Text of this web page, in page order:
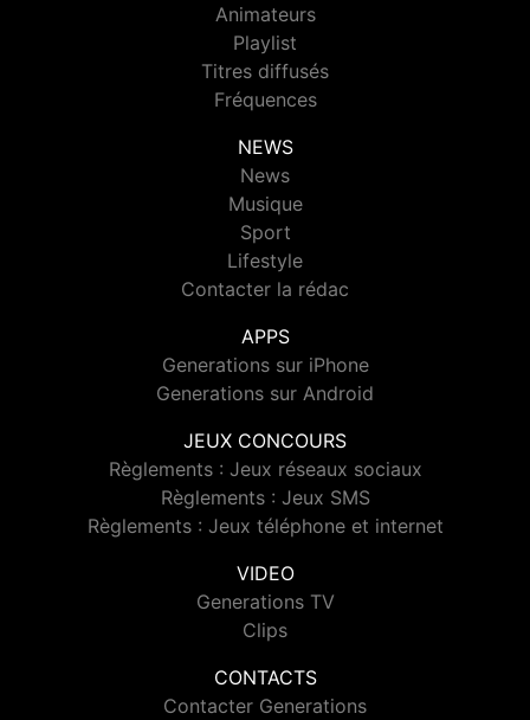
Animateurs
Playlist
Titres diffusés
Fréquences
NEWS
News
Musique
Sport
Lifestyle
Contacter la rédac
APPS
Generations sur iPhone
Generations sur Android
JEUX CONCOURS
Règlements : Jeux réseaux sociaux
Règlements : Jeux SMS
Règlements : Jeux téléphone et internet
VIDEO
Generations TV
Clips
CONTACTS
Contacter Generations